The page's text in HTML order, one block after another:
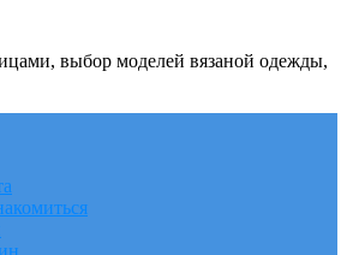
выбор моделей вязаной одежды,